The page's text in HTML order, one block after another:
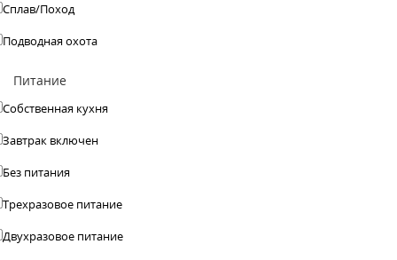
Сплав/Поход
Подводная охота
Питание
Собственная кухня
Завтрак включен
Без питания
Трехразовое питание
Двухразовое питание